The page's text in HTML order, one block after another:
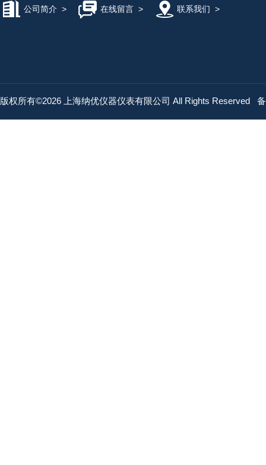
公司简介 > 在线留言> 联系我们 >
版权所有©2026 上海纳优仪器仪表有限公司 All Rights Reserved